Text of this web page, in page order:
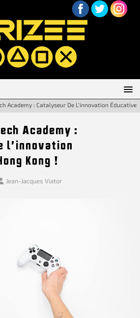
Academy : Catalyseur De L’innovation Éducative
Academy :
l’innovation
Kong !
Jean-Jacques Viator